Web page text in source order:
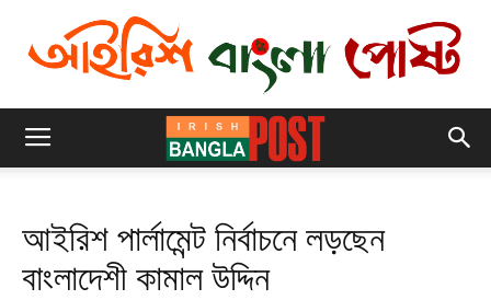
আইরিশ পার্লামেন্ট নির্বাচনে লড়ছেন
বাংলাদেশী কামাল উদ্দিন